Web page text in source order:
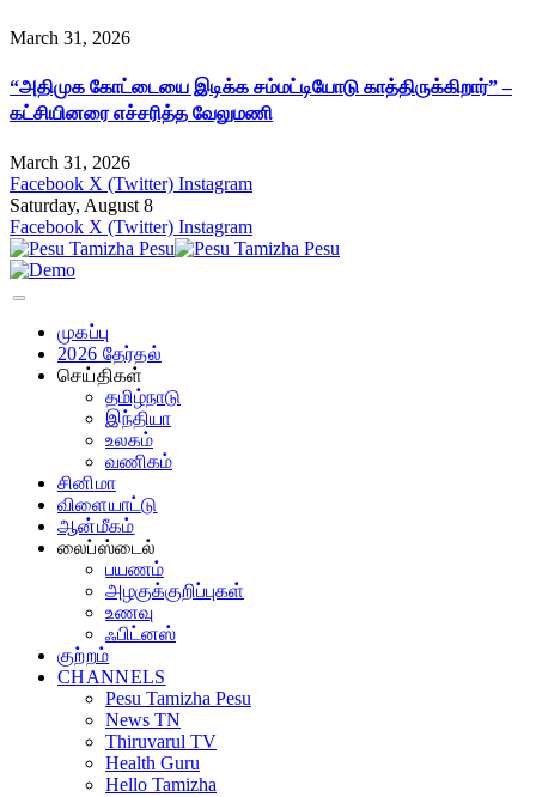
March 31, 2026
“அதிமுக கோட்டையை இடிக்க சம்மட்டியோடு காத்திருக்கிறார்” –
கட்சியினரை எச்சரித்த வேலுமணி
March 31, 2026
Facebook X (Twitter) Instagram
Saturday, August 8
Facebook X (Twitter) Instagram
முகப்பு
2026 தேர்தல்
செய்திகள்
தமிழ்நாடு
இந்தியா
உலகம்
வணிகம்
சினிமா
விளையாட்டு
ஆன்மீகம்
லைப்ஸ்டைல்
பயணம்
அழகுக்குறிப்புகள்
உணவு
ஃபிட்னஸ்
குற்றம்
CHANNELS
Pesu Tamizha Pesu
News TN
Thiruvarul TV
Health Guru
Hello Tamizha